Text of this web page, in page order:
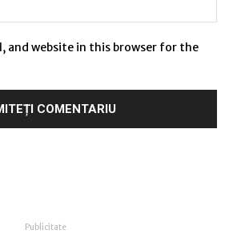
and website in this browser for the
Publicitate